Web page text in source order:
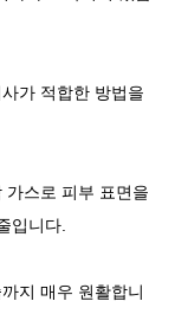
가 적합한 방법을
가스로 피부 표면을
입니다.
지 매우 원활합니